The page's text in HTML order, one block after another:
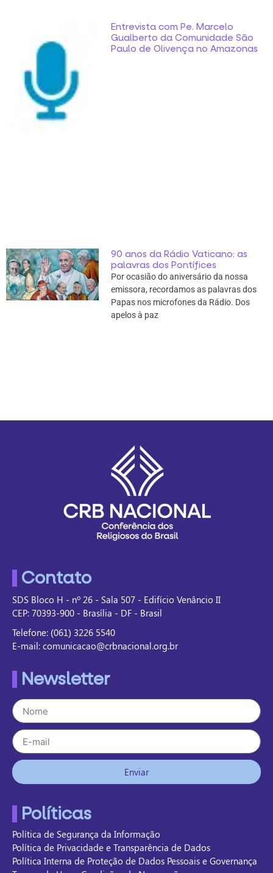
Entrevista com Pe. Marcelo
Gualberto da Comunidade São
Paulo de Olivença no Amazonas
90 anos da Rádio Vaticano: as
palavras dos Pontífices
Por ocasião do aniversário da nossa
emissora, recordamos as palavras dos
Papas nos microfones da Rádio. Dos
apelos à paz
Contato
SDS Bloco H - nº 26 - Sala 507 - Edifício Venâncio II
CEP: 70393-900 - Brasília - DF - Brasil
Telefone: (061) 3226 5540
E-mail: comunicacao@crbnacional.org.br
Newsletter
Enviar
Políticas
Política de Segurança da Informação
Política de Privacidade e Transparência de Dados
Política Interna de Proteção de Dados Pessoais e Governança